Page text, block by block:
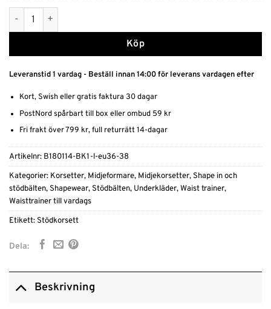
Shapewear korsett mängd
Köp
Leveranstid 1 vardag - Beställ innan 14:00 för leverans vardagen efter
Kort, Swish eller gratis faktura 30 dagar
PostNord spårbart till box eller ombud 59 kr
Fri frakt över 799 kr, full returrätt 14-dagar
Artikelnr: B180114-BK1-l-eu36-38
Kategorier: Korsetter, Midjeformare, Midjekorsetter, Shape in och
stödbälten, Shapewear, Stödbälten, Underkläder,Waist trainer,
Waisttrainer till vardags
Etikett: Stödkorsett
Dela:
Beskrivning